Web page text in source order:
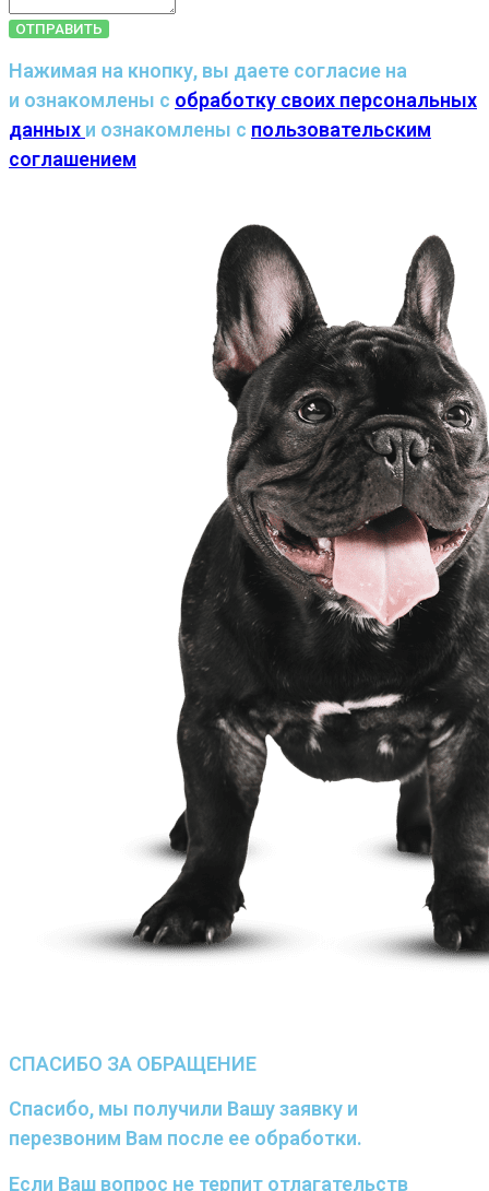
ОТПРАВИТЬ
Нажимая на кнопку, вы даете согласие на
и ознакомлены с обработку своих персональных
данных и ознакомлены с пользовательским
соглашением
СПАСИБО ЗА ОБРАЩЕНИЕ
Спасибо, мы получили Вашу заявку и
перезвоним Вам после ее обработки.
Если Ваш вопрос не терпит отлагательств